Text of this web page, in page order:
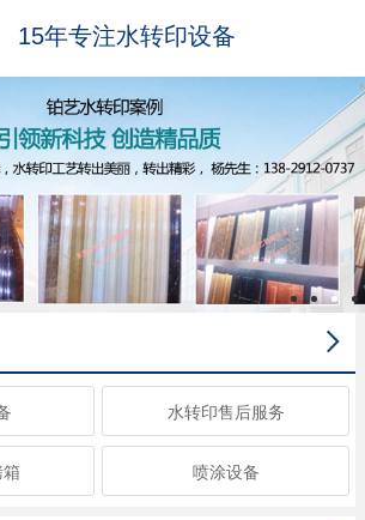
15年专注水转印设备

水转印售后服务
喷涂设备